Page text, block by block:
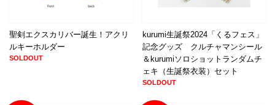
聖剣エクスカリバー誕生！アクリ
ルキーホルダー
SOLDOUT
kurumi生誕祭2024「くるフェス」
記念グッズ クルチャマンシール
＆kurumiソロショットランダムチ
ェキ（生誕祭衣装）セット
SOLDOUT